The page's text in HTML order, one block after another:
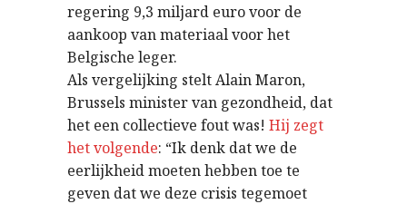
regering 9,3 miljard euro voor de
aankoop van materiaal voor het
Belgische leger.
Als vergelijking stelt Alain Maron,
Brussels minister van gezondheid, dat
het een collectieve fout was! Hij zegt
het volgende: “Ik denk dat we de
eerlijkheid moeten hebben toe te
geven dat we deze crisis tegemoet